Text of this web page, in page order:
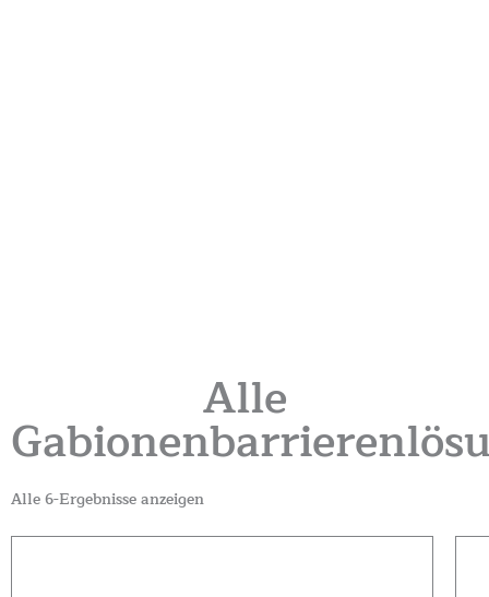
Alle
Alle 6-Ergebnisse anzeigen